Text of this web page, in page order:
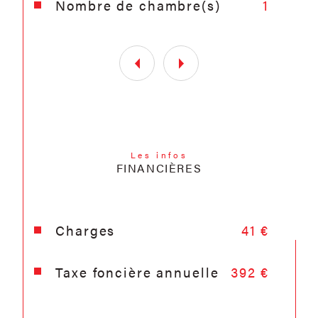
Nombre de chambre(s) 1
Les infos
FINANCIÈRES
Charges 41 €
Taxe foncière annuelle 392 €